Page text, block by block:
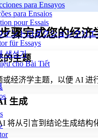
para Ensayos
para Ensaios
pour Essais
イントロダクションクリエ
für Essays
생성기
cho Bài Tiết
骤完成您的经济
的主题
经济学主题，以便 AI 进
生成
将从引言到结论生成结构